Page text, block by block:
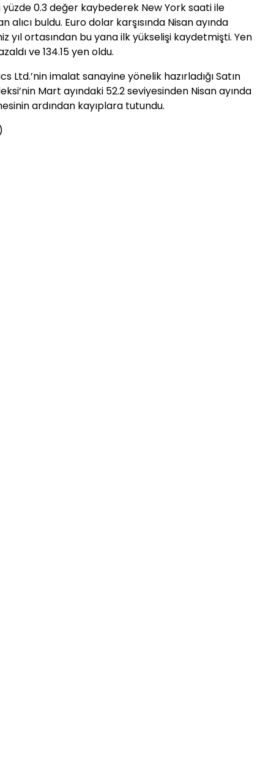
yüzde 0.3 değer kaybederek New York saati ile
alıcı buldu. Euro dolar karşısında Nisan ayında
yıl ortasından bu yana ilk yükselişi kaydetmişti. Yen
ve 134.15 yen oldu.
Ltd.’nin imalat sanayine yönelik hazırladığı Satın
Mart ayındaki 52.2 seviyesinden Nisan ayında
ardından kayıplara tutundu.